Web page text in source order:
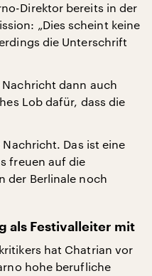
Direktor bereits in der
„Dies scheint keine
die Unterschrift
dann auch
Lob dafür, dass die
Das ist eine
freuen auf die
der Berlinale noch
als Festivalleiter mit
hat Chatrian vor
hohe berufliche